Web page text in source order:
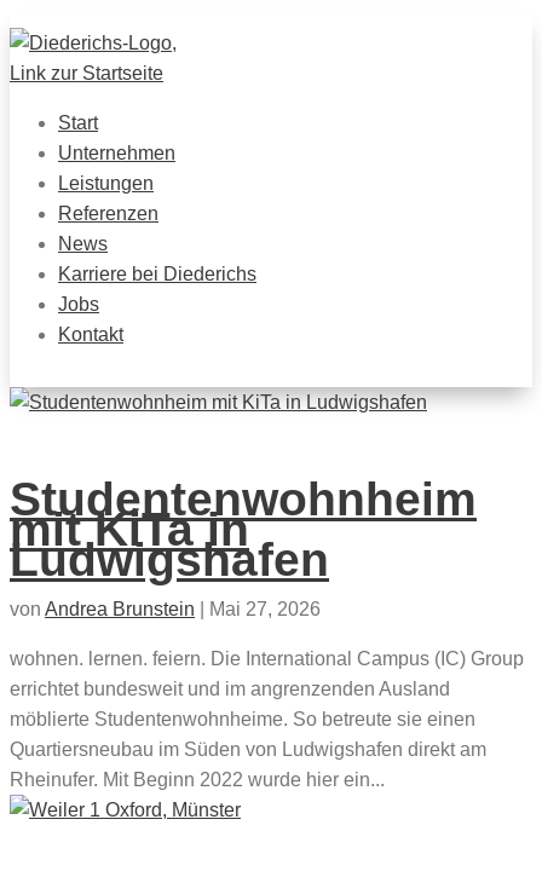
Start
Unternehmen
Leistungen
Referenzen
News
Karriere bei Diederichs
Jobs
Kontakt
Studentenwohnheim
mit KiTa in
Ludwigshafen
von Andrea Brunstein Mai 27, 2026
wohnen. lernen. feiern. Die International Campus (IC) Group
errichtet bundesweit und im angrenzenden Ausland
möblierte Studentenwohnheime. So betreute sie einen
Quartiersneubau im Süden von Ludwigshafen direkt am
Rheinufer. Mit Beginn 2022 wurde hier ein...